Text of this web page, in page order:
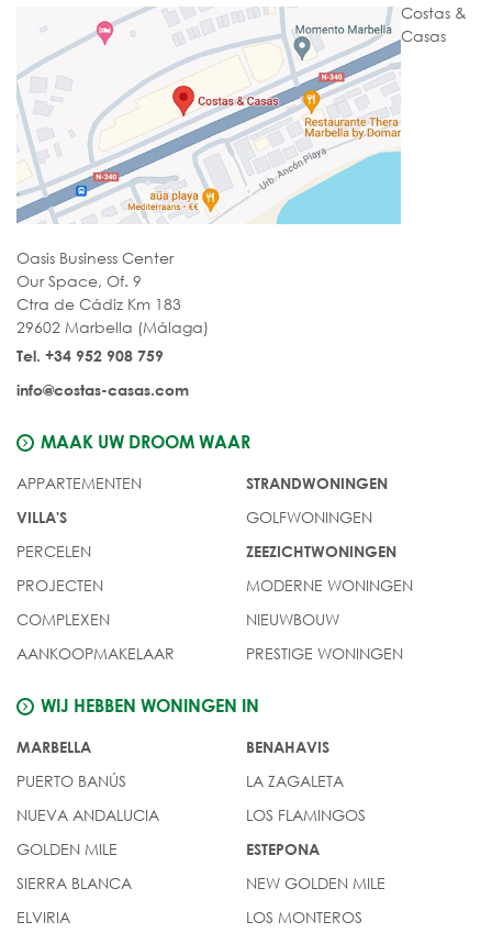
Costas &
Casas
Oasis Business Center
Our Space, Of. 9
Ctra de Cádiz Km 183
29602 Marbella (Málaga)
Tel. +34 952 908 759
info@costas-casas.com
MAAK UW DROOM WAAR
APPARTEMENTEN
VILLA'S
PERCELEN
PROJECTEN
COMPLEXEN
AANKOOPMAKELAAR
STRANDWONINGEN
GOLFWONINGEN
ZEEZICHTWONINGEN
MODERNE WONINGEN
NIEUWBOUW
PRESTIGE WONINGEN
WIJ HEBBEN WONINGEN IN
MARBELLA
PUERTO BANÚS
NUEVA ANDALUCIA
GOLDEN MILE
SIERRA BLANCA
ELVIRIA
BENAHAVIS
LA ZAGALETA
LOS FLAMINGOS
ESTEPONA
NEW GOLDEN MILE
LOS MONTEROS